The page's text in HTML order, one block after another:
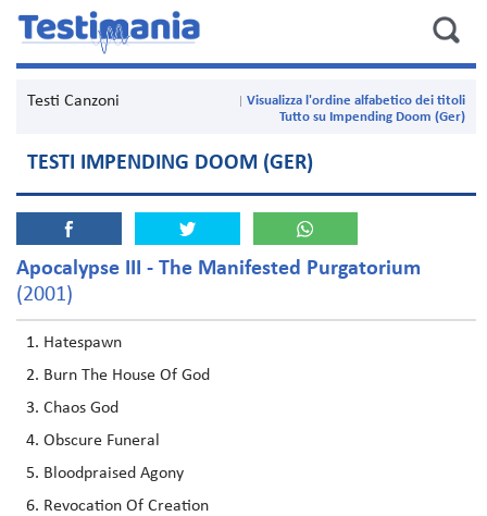
Testi Canzoni
Visualizza l'ordine alfabetico dei titoli
Tutto su Impending Doom (Ger)
TESTI IMPENDING DOOM (GER)
Apocalypse III - The Manifested Purgatorium
(2001)
Hatespawn
Burn The House Of God
Chaos God
Obscure Funeral
Bloodpraised Agony
Revocation Of Creation